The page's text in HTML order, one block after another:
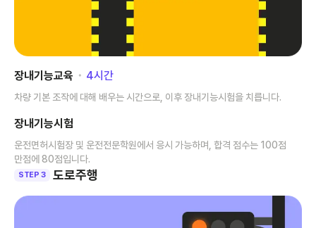
장내기능교육 ･ 4시간
차량 기본 조작에 대해 배우는 시간으로, 이후 장내기능시험을 치릅니다.
장내기능시험
운전면허시험장 및 운전전문학원에서 응시 가능하며, 합격 점수는 100점
만점에 80점입니다.
STEP 3 도로주행